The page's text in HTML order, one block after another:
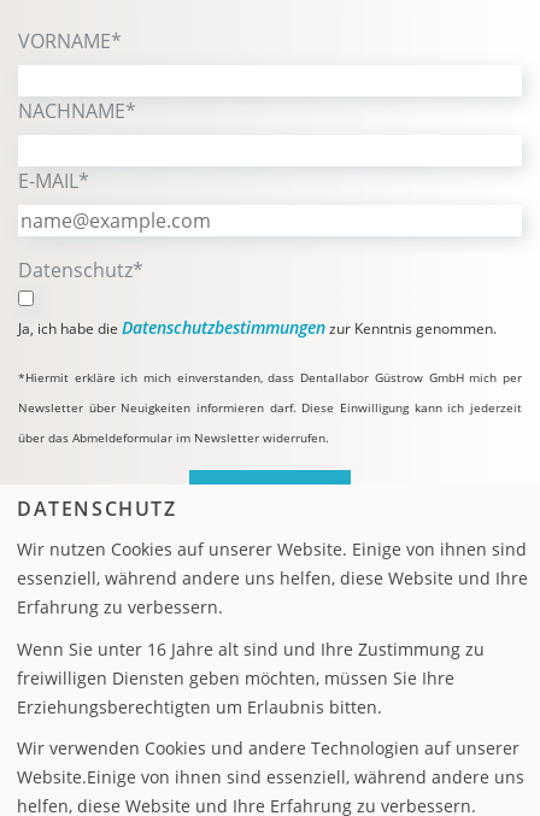
VORNAME*
NACHNAME*
E-MAIL*
Datenschutz*
Ja, ich habe die Datenschutzbestimmungenzur Kenntnis genommen.
*Hiermit erkläre ich mich einverstanden, dass Dentallabor Güstrow GmbH mich per
Newsletter über Neuigkeiten informieren darf. Diese Einwilligung kann ich jederzeit
über das Abmeldeformular im Newsletter widerrufen.
ANMELDEN
IMPRESSUM
DATENSCHUTZERKLÄRUNG
DATENSCHUTZ
Wir nutzen Cookies auf unserer Website. Einige von ihnen sind
essenziell, während andere uns helfen, diese Website und Ihre
Erfahrung zu verbessern.
Wenn Sie unter 16 Jahre alt sind und Ihre Zustimmung zu
freiwilligen Diensten geben möchten, müssen Sie Ihre
Erziehungsberechtigten um Erlaubnis bitten.
Wir verwenden Cookies und andere Technologien auf unserer
Website.Einige von ihnen sind essenziell, während andere uns
helfen, diese Website und Ihre Erfahrung zu verbessern.